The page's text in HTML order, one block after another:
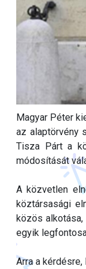
Magyar Péter
az alaptörvény
Tisza Párt a
módosítását
A közvetlen
köztársasági
közös
egyik
Arra a